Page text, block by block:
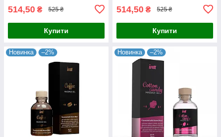
514,50 ₴ 525 ₴
Купити
514,50 ₴ 525 ₴
Купити
Новинка –2% Новинка –2%